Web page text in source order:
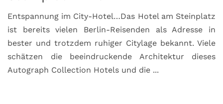
Entspannung im City-Hotel…Das Hotel am Steinplatz
ist bereits vielen Berlin-Reisenden als Adresse in
bester und trotzdem ruhiger Citylage bekannt. Viele
schätzen die beeindruckende Architektur dieses
Autograph Collection Hotels und die ...